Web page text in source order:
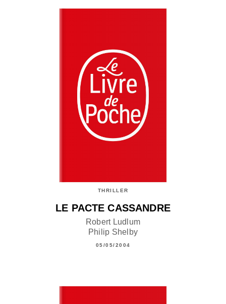
THRILLER
LE PACTE CASSANDRE
Robert Ludlum
Philip Shelby
05/05/2004